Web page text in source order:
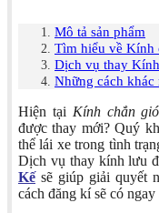
Mô tả sản phẩm
Tìm hiểu về Kính
Dịch vụ thay
Những cách khác
Hiện tại Kính chắn
được thay mới? Quý
thể lái xe trong tình
Dịch vụ thay kính lưu
Kếsẽ giúp giải quyết
cách đăng kí sẽ có ngay